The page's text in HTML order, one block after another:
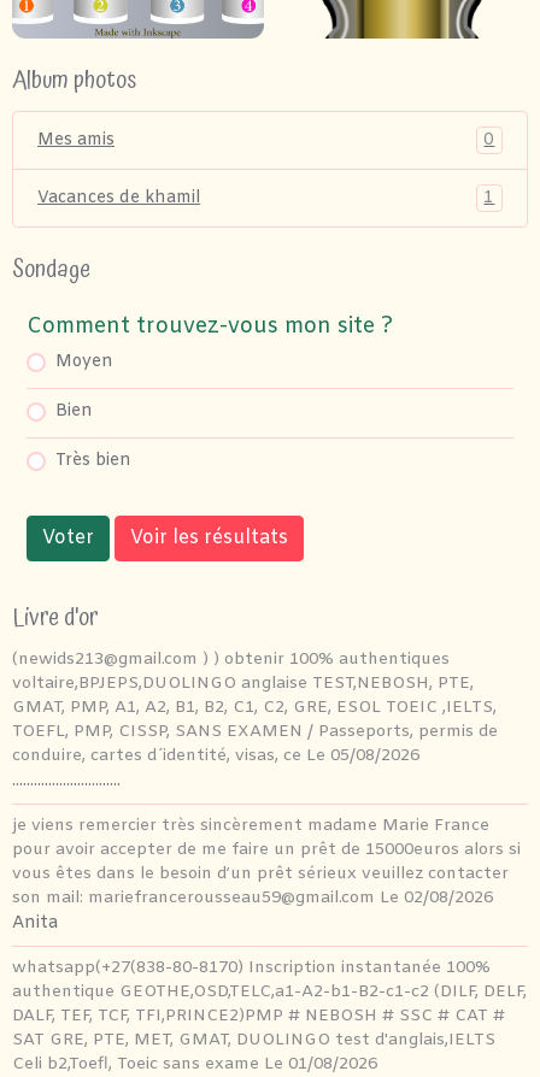
Album photos
Mes amis 0
Vacances de khamil 1
Sondage
Comment trouvez-vous mon site ?
Moyen
Bien
Très bien
Voter Voir les résultats
Livre d'or
(newids213@gmail.com ) ) obtenir 100% authentiques
voltaire,BPJEPS,DUOLINGO anglaise TEST,NEBOSH, PTE,
GMAT, PMP, A1, A2, B1, B2, C1, C2, GRE, ESOL TOEIC ,IELTS,
TOEFL, PMP, CISSP, SANS EXAMEN / Passeports, permis de
conduire, cartes d´identité, visas, ce Le 05/08/2026
..............................
je viens remercier très sincèrement madame Marie France
pour avoir accepter de me faire un prêt de 15000euros alors si
vous êtes dans le besoin d’un prêt sérieux veuillez contacter
son mail: mariefrancerousseau59@gmail.com Le 02/08/2026
Anita
whatsapp(+27(838-80-8170) Inscription instantanée 100%
authentique GEOTHE,OSD,TELC,a1-A2-b1-B2-c1-c2 (DILF, DELF,
DALF, TEF, TCF, TFI,PRINCE2)PMP # NEBOSH # SSC # CAT #
SAT GRE, PTE, MET, GMAT, DUOLINGO test d'anglais,IELTS
Celi b2,Toefl, Toeic sans exame Le 01/08/2026